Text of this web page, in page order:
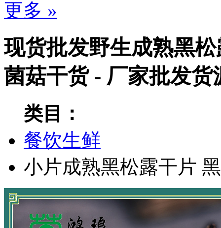
更多 »
现货批发野生成熟黑
菌菇干货 - 厂家批发货
类目：
餐饮生鲜
小片成熟黑松露干片